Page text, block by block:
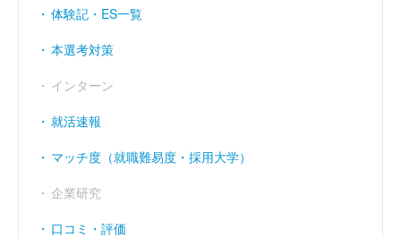
経常利益率 （％）
体験記・ES一覧
本選考対策
インターン
就活速報
マッチ度（就職難易度・採用大学）
企業研究
口コミ・評価